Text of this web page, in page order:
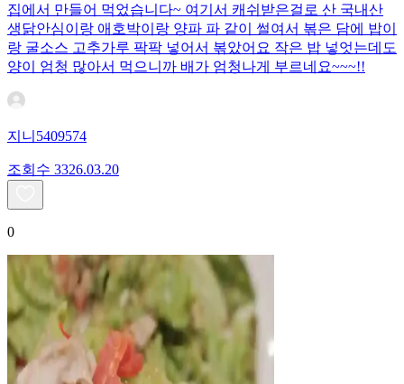
집에서 만들어 먹었습니다~ 여기서 캐쉬받은걸로 산 국내산
생닭안심이랑 애호박이랑 양파 파 같이 썰여서 볶은 담에 밥이
랑 굴소스 고추가루 팍팍 넣어서 볶았어요 작은 밥 넣엇는데도
양이 엄청 많아서 먹으니까 배가 엄청나게 부르네요~~~!!
지니5409574
조회수 3326.03.20
0